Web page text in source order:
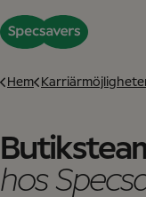
Optiker
Konsultoptiker
Butiksteam
Våra värderingar
Dina nya kollegor
Dina
Partner in
Detta är Specsavers
Hem
hos